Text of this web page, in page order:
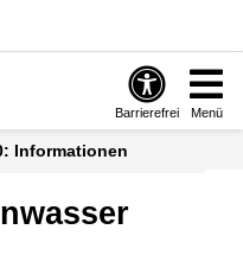
Barrierefrei Menü
Informationen